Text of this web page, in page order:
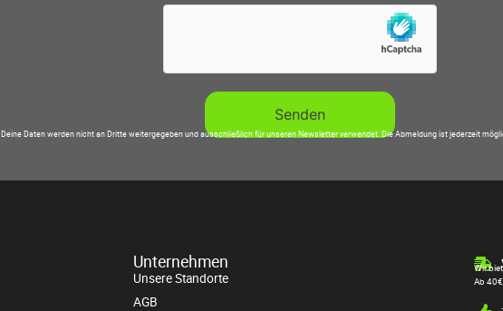
Deine Daten werden nicht an Dritte weitergegeben und ausschließlich für unseren Newsletter verwendet. Die Abmeldung ist jederzeit
Unternehmen
Unsere Standorte
AGB
Wir
Ab